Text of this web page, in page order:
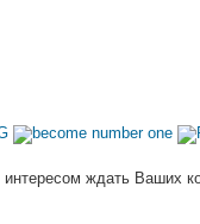
интересом ждать Ваших